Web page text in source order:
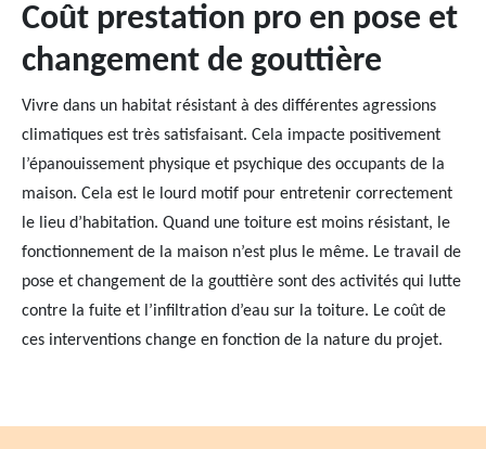
Coût prestation pro en pose et
changement de gouttière
Vivre dans un habitat résistant à des différentes agressions
climatiques est très satisfaisant. Cela impacte positivement
l’épanouissement physique et psychique des occupants de la
maison. Cela est le lourd motif pour entretenir correctement
le lieu d’habitation. Quand une toiture est moins résistant, le
fonctionnement de la maison n’est plus le même. Le travail de
pose et changement de la gouttière sont des activités qui lutte
contre la fuite et l’infiltration d’eau sur la toiture. Le coût de
ces interventions change en fonction de la nature du projet.